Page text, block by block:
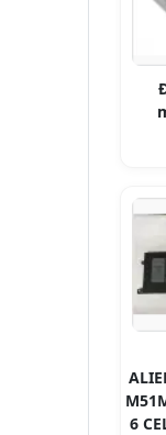
6